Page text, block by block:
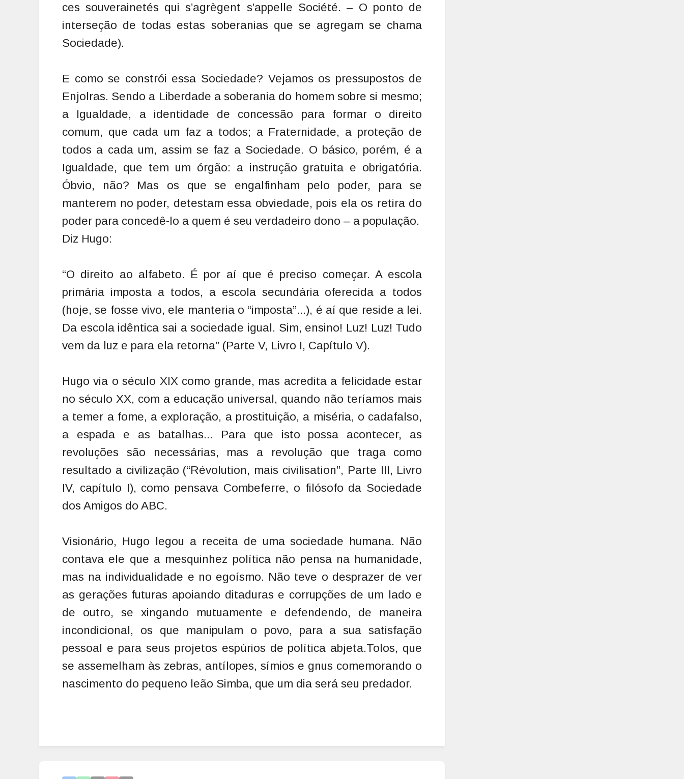
ces souverainetés qui s’agrègent s’appelle Société. – O ponto de
interseção de todas estas soberanias que se agregam se chama
Sociedade).
E como se constrói essa Sociedade? Vejamos os pressupostos de
Enjolras. Sendo a Liberdade a soberania do homem sobre si mesmo;
a Igualdade, a identidade de concessão para formar o direito
comum, que cada um faz a todos; a Fraternidade, a proteção de
todos a cada um, assim se faz a Sociedade. O básico, porém, é a
Igualdade, que tem um órgão: a instrução gratuita e obrigatória.
Óbvio, não? Mas os que se engalfinham pelo poder, para se
manterem no poder, detestam essa obviedade, pois ela os retira do
poder para concedê-lo a quem é seu verdadeiro dono – a população.
Diz Hugo:
“O direito ao alfabeto. É por aí que é preciso começar. A escola
primária imposta a todos, a escola secundária oferecida a todos
(hoje, se fosse vivo, ele manteria o “imposta”...), é aí que reside a lei.
Da escola idêntica sai a sociedade igual. Sim, ensino! Luz! Luz! Tudo
vem da luz e para ela retorna” (Parte V, Livro I, Capítulo V).
Hugo via o século XIX como grande, mas acredita a felicidade estar
no século XX, com a educação universal, quando não teríamos mais
a temer a fome, a exploração, a prostituição, a miséria, o cadafalso,
a espada e as batalhas... Para que isto possa acontecer, as
revoluções são necessárias, mas a revolução que traga como
resultado a civilização (“Révolution, mais civilisation”, Parte III, Livro
IV, capítulo I), como pensava Combeferre, o filósofo da Sociedade
dos Amigos do ABC.
Visionário, Hugo legou a receita de uma sociedade humana. Não
contava ele que a mesquinhez política não pensa na humanidade,
mas na individualidade e no egoísmo. Não teve o desprazer de ver
as gerações futuras apoiando ditaduras e corrupções de um lado e
de outro, se xingando mutuamente e defendendo, de maneira
incondicional, os que manipulam o povo, para a sua satisfação
pessoal e para seus projetos espúrios de política abjeta.Tolos, que
se assemelham às zebras, antílopes, símios e gnus comemorando o
nascimento do pequeno leão Simba, que um dia será seu predador.